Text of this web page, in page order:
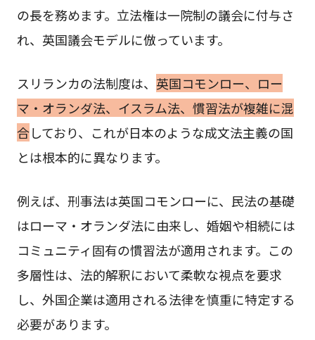
の長を務めます。立法権は一院制の議会に付与さ
れ、英国議会モデルに倣っています。
スリランカの法制度は、 英国コモンロー、ロー
マ・オランダ法、イスラム法、慣習法が複雑に混
合しており、これが日本のような成文法主義の国
とは根本的に異なります。
例えば、刑事法は英国コモンローに、民法の基礎
はローマ・オランダ法に由来し、婚姻や相続には
コミュニティ固有の慣習法が適用されます。この
多層性は、法的解釈において柔軟な視点を要求
し、外国企業は適用される法律を慎重に特定する
必要があります。